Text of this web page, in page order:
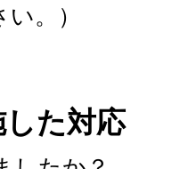
。）
た対応